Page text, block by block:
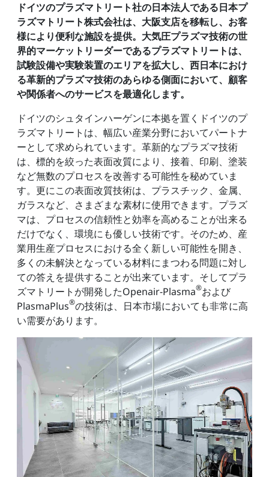
ドイツのプラズマトリート社の日本法人である日本プ
ラズマトリート株式会社は、大阪支店を移転し、お客
様により便利な施設を提供。大気圧プラズマ技術の世
界的マーケットリーダーであるプラズマトリートは、
試験設備や実験装置のエリアを拡大し、西日本におけ
る革新的プラズマ技術のあらゆる側面において、顧客
や関係者へのサービスを最適化します。
ドイツのシュタインハーゲンに本拠を置くドイツのプ
ラズマトリートは、幅広い産業分野においてパートナ
ーとして求められています。革新的なプラズマ技術
は、標的を絞った表面改質により、接着、印刷、塗装
など無数のプロセスを改善する可能性を秘めていま
す。更にこの表面改質技術は、プラスチック、金属、
ガラスなど、さまざまな素材に使用できます。プラズ
マは、プロセスの信頼性と効率を高めることが出来る
だけでなく、環境にも優しい技術です。そのため、産
業用生産プロセスにおける全く新しい可能性を開き、
多くの未解決となっている材料にまつわる問題に対し
ての答えを提供することが出来ています。そしてプラ
ズマトリートが開発したOpenair-Plasma®および
PlasmaPlus®の技術は、日本市場においても非常に高
い需要があります。